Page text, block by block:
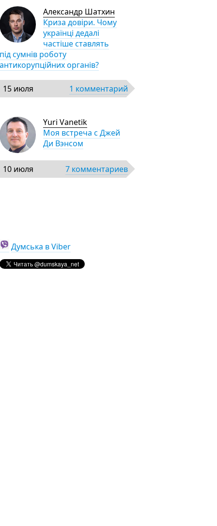
Александр Шатхин
Криза довіри. Чому
українці дедалі
частіше ставлять
під сумнів роботу
антикорупційних органів?
15 июля 1 комментарий
Yuri Vanetik
Моя встреча с Джей
Ди Вэнсом
10 июля 7 комментариев
Думська в Viber